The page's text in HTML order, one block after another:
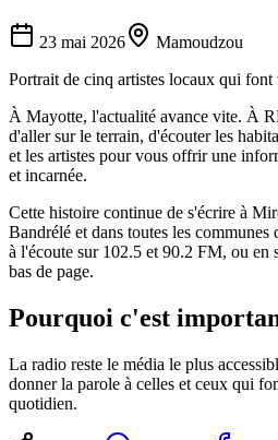
23 mai 2026
Mamoudzou
Portrait de cinq artistes locaux qui font
À Mayotte, l'actualité avance vite. À
d'aller sur le terrain, d'écouter les
et les artistes pour vous offrir une
et incarnée.
Cette histoire continue de s'écrire à
Bandrélé et dans toutes les communes
à l'écoute sur 102.5 et 90.2 FM, ou en
bas de page.
Pourquoi c'est
La radio reste le média le plus
donner la parole à celles et ceux qui
quotidien.